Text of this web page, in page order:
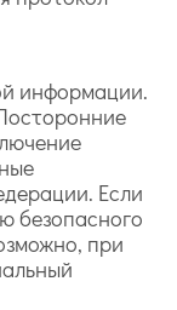
информации.
Если
безопасного
при